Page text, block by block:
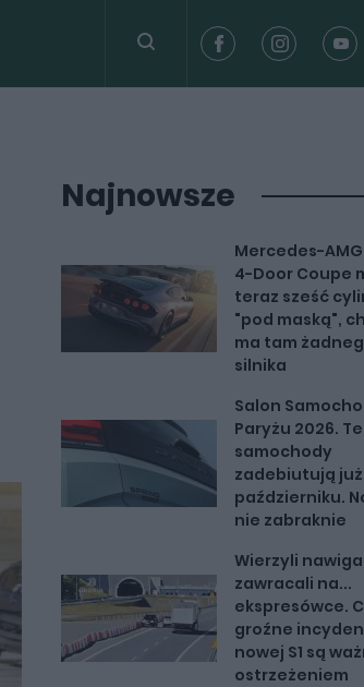
Najnowsze
Mercedes-AMG
4-Door Coupe
teraz sześć
"pod maską",
ma tam
silnika
Salon
Paryżu 2026. Te
samochody
zadebiutują
październiku.
nie zabraknie
Wierzyli
zawracali na...
ekspresówce.
groźne
nowej S1 są
ostrzeżeniem